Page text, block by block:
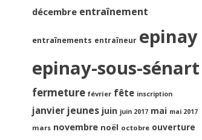
décembre entraînement
entraînements entraîneur epinay
epinay-sous-sénart
fermeture février fête inscription
janvier jeunes juin juin 2017 mai mai 2017
mars novembre noël octobre ouverture